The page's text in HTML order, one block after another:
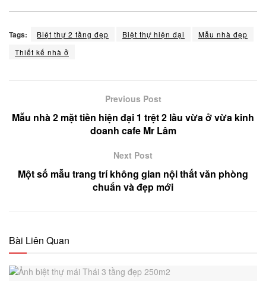
Tags: Biệt thự 2 tầng đẹp Biệt thự hiện đại
Mẫu nhà đẹp
Thiết kế nhà ở
Previous Post
Mẫu nhà 2 mặt tiền hiện đại 1 trệt 2 lầu vừa ở vừa kinh
doanh cafe Mr Lâm
Next Post
Một số mẫu trang trí không gian nội thất văn phòng
chuẩn và đẹp mới
Bài Liên Quan